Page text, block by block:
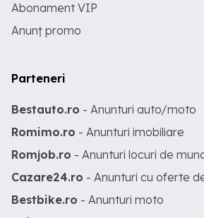
Abonament VIP
Anunț promo
Parteneri
Bestauto.ro - Anunturi auto/moto
Romimo.ro - Anunturi imobiliare
Romjob.ro - Anunturi locuri de
Cazare24.ro - Anunturi cu oferte
Bestbike.ro - Anunturi moto